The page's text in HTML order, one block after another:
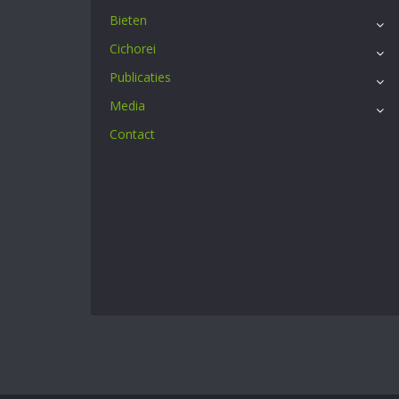
Bieten
Cichorei
Publicaties
Media
Contact